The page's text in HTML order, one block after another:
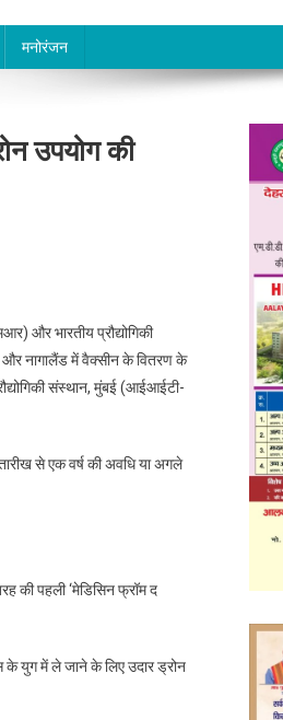
मनोरंजन
उपयोग की
और भारतीय प्रौद्योगिकी
नागालैंड में वैक्सीन के वितरण के
संस्थान, मुंबई (आईआईटी-
से एक वर्ष की अवधि या अगले
की पहली ‘मेडिसिन फ्रॉम द
युग में ले जाने के लिए उदार ड्रोन